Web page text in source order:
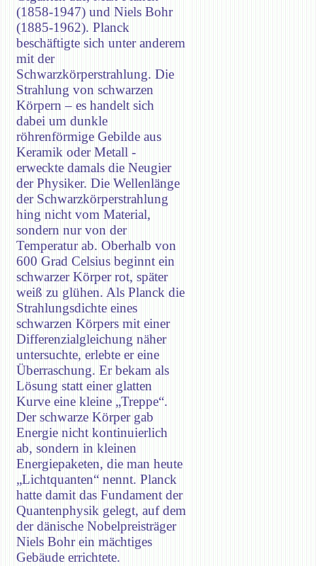
(1858-1947) und Niels Bohr
(1885-1962). Planck
beschäftigte sich unter anderem
mit der
Schwarzkörperstrahlung. Die
Strahlung von schwarzen
Körpern – es handelt sich
dabei um dunkle
röhrenförmige Gebilde aus
Keramik oder Metall -
erweckte damals die Neugier
der Physiker. Die Wellenlänge
der Schwarzkörperstrahlung
hing nicht vom Material,
sondern nur von der
Temperatur ab. Oberhalb von
600 Grad Celsius beginnt ein
schwarzer Körper rot, später
weiß zu glühen. Als Planck die
Strahlungsdichte eines
schwarzen Körpers mit einer
Differenzialgleichung näher
untersuchte, erlebte er eine
Überraschung. Er bekam als
Lösung statt einer glatten
Kurve eine kleine „Treppe“.
Der schwarze Körper gab
Energie nicht kontinuierlich
ab, sondern in kleinen
Energiepaketen, die man heute
„Lichtquanten“ nennt. Planck
hatte damit das Fundament der
Quantenphysik gelegt, auf dem
der dänische Nobelpreisträger
Niels Bohr ein mächtiges
Gebäude errichtete.